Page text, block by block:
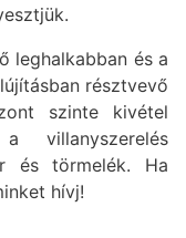
leghalkabban és a
résztvevő
szinte kivétel
villanyszerelés
és törmelék. Ha
hívj!